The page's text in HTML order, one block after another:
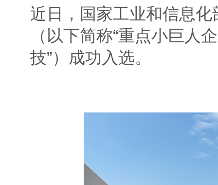
近日，国家工业和信息
（以下简称“重点小巨人
技”）成功入选。